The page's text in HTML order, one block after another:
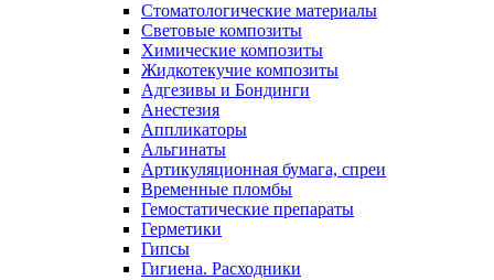
Стоматологические материалы
Световые композиты
Химические композиты
Жидкотекучие композиты
Адгезивы и Бондинги
Анестезия
Аппликаторы
Альгинаты
Артикуляционная бумага, спреи
Временные пломбы
Гемостатические препараты
Герметики
Гипсы
Гигиена. Расходники